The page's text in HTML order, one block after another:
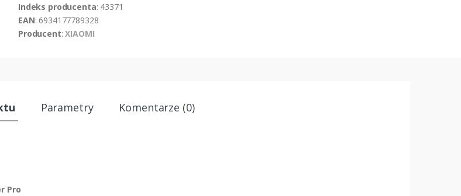
Indeks producenta: 43371
EAN: 6934177789328
Producent:XIAOMI
Parametry Komentarze (0)
Pro